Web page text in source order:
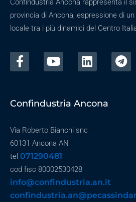
Confindustria Ancona rappresenta il
provincia di Ancona, espressione di
locale tra i più dinamici del Centro
Confindustria Ancona
Via Roberto Bianchi snc
60131 Ancona AN
tel 071290481
cod fisc 80002530428
info@confindustria.an.it